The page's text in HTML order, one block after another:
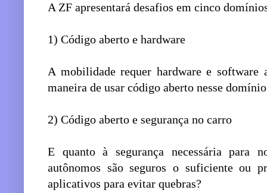
A ZF apresentará desafios em cinco
1) Código aberto e hardware
A mobilidade requer hardware e software
maneira de usar código aberto nesse
2) Código aberto e segurança no carro
E quanto à segurança necessária para
autônomos são seguros o suficiente ou
aplicativos para evitar quebras?